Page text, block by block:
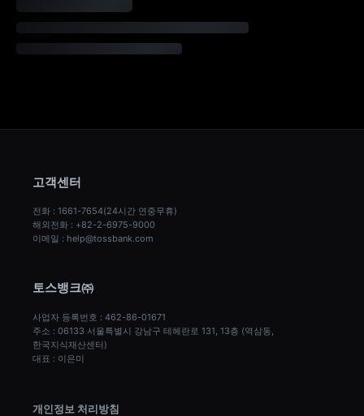
고객센터
전화 : 1661-7654(24시간 연중무휴)
해외전화 : +82-2-6975-9000
이메일 : help@tossbank.com
토스뱅크㈜
사업자 등록번호 : 462-86-01671
주소 : 06133 서울특별시 강남구 테헤란로 131, 13층 (역삼동,
한국지식재산센터)
대표 : 이은미
개인정보 처리방침